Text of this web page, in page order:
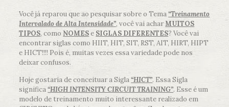
Você já reparou que ao pesquisar sobre o Tema“Treinamento
Intervalado de Alta Intensidade”, você vai acharMUITOS
TIPOS, como NOMESe SIGLAS DIFERENTES? Você vai
encontrar siglas como HIIT, HIT, SIT, RST, AIT, HIRT, HIPT
e HICT!!!! Pois é, muitas vezes essa variedade pode nos
deixar confusos.
Hoje gostaria de conceituar a Sigla“HICT”. Essa Sigla
significa“HIGH INTENSITY CIRCUIT TRAINING”. Esse é um
modelo de treinamento muito interessante realizado em